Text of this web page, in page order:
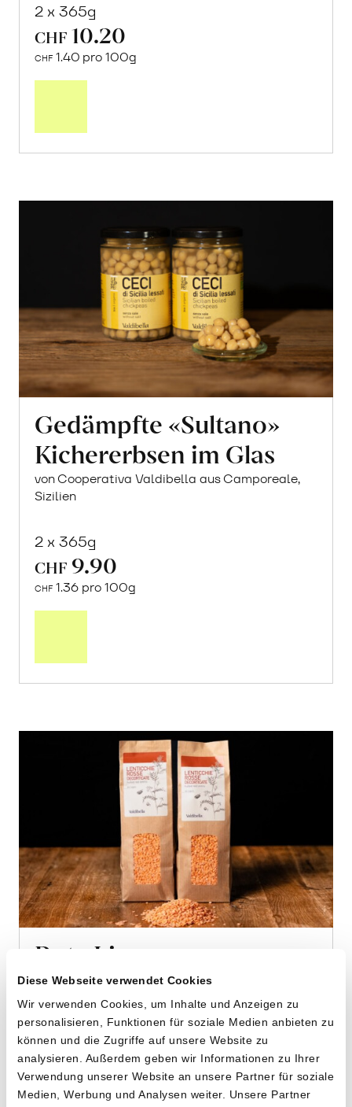
Diese Webseite verwendet Cookies
Wir verwenden Cookies, um Inhalte und Anzeigen zu
personalisieren, Funktionen für soziale Medien anbieten zu
können und die Zugriffe auf unsere Website zu
analysieren. Außerdem geben wir Informationen zu Ihrer
Verwendung unserer Website an unsere Partner für soziale
Medien, Werbung und Analysen weiter. Unsere Partner
2 x 365g
CHF 10.20
CHF 1.40 pro 100g
Gedämpfte «Sultano»
Kichererbsen im Glas
von Cooperativa Valdibella aus Camporeale,
Sizilien
2 x 365g
CHF 9.90
CHF 1.36 pro 100g
Rote Linsen
von Cooperativa Valdibella aus Camporeale,
2 x 500g
CHF13.90
CHF 1.39 pro 100g
In